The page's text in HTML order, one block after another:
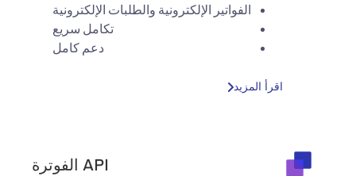
الفواتير الإلكترونية والطلبات الإلكترونية
تكامل سريع
دعم كامل
اقرأ المزيد
API الفوترة